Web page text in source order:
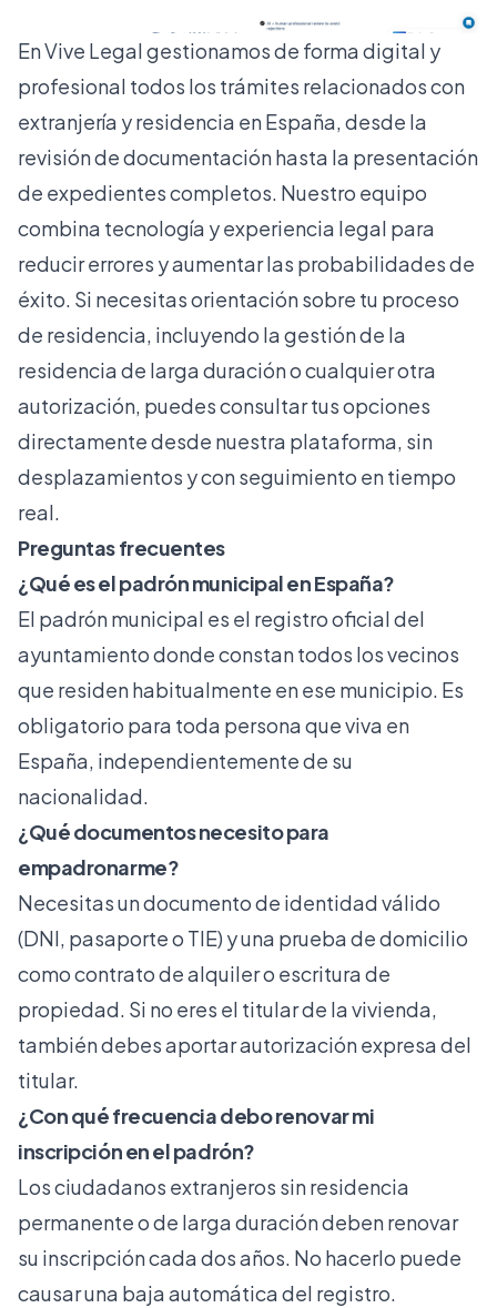
EnVive Legalgestionamos de forma digital y
profesional todos los trámites relacionados con
extranjería y residencia en España, desde la
revisión de documentación hasta la presentación
de expedientes completos. Nuestro equipo
combina tecnología y experiencia legal para
reducir errores y aumentar las probabilidades de
éxito. Si necesitas orientación sobre tu proceso
de residencia, incluyendo la gestión de la
residencia de larga duracióno cualquier otra
autorización, puedes consultar tus opciones
directamente desde nuestra plataforma, sin
desplazamientos y con seguimiento en tiempo
real.
Preguntas frecuentes
¿Qué es el padrón municipal en España?
El padrón municipal es el registro oficial del
ayuntamiento donde constan todos los vecinos
que residen habitualmente en ese municipio. Es
obligatorio para toda persona que viva en
España, independientemente de su
nacionalidad.
¿Qué documentos necesito para
empadronarme?
Necesitas un documento de identidad válido
(DNI, pasaporte o TIE) y una prueba de domicilio
como contrato de alquiler o escritura de
propiedad. Si no eres el titular de la vivienda,
también debes aportar autorización expresa del
titular.
¿Con qué frecuencia debo renovar mi
inscripción en el padrón?
Los ciudadanos extranjeros sin residencia
permanente o de larga duración deben renovar
su inscripción cada dos años. No hacerlo puede
causar una baja automática del registro.